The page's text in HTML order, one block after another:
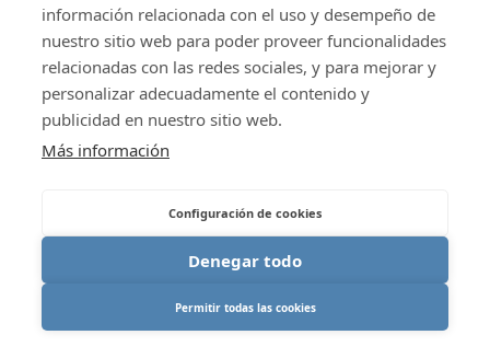
información relacionada con el uso y desempeño de
nuestro sitio web para poder proveer funcionalidades
relacionadas con las redes sociales, y para mejorar y
personalizar adecuadamente el contenido y
publicidad en nuestro sitio web.
Más información
Configuración de cookies
Denegar todo
Permitir todas las cookies